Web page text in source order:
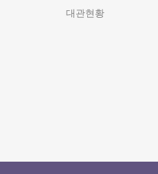
대관현황